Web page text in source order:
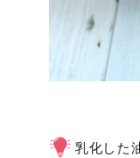
乳化した